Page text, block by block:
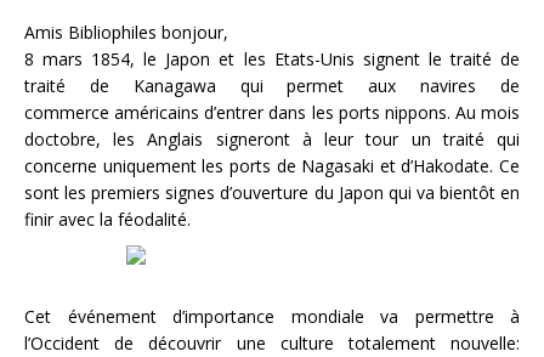
Amis Bibliophiles bonjour,
8 mars 1854, le Japon et les Etats-Unis signent le traité de
traité de Kanagawa qui permet aux navires de
commerce américains d’entrer dans les ports nippons. Au mois
doctobre, les Anglais signeront à leur tour un traité qui
concerne uniquement les ports de Nagasaki et d’Hakodate. Ce
sont les premiers signes d’ouverture du Japon qui va bientôt en
finir avec la féodalité.
Cet événement d’importance mondiale va permettre à
l’Occident de découvrir une culture totalement nouvelle: